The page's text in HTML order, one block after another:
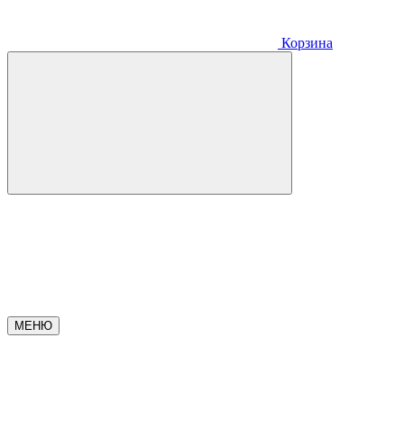
Корзина
МЕНЮ